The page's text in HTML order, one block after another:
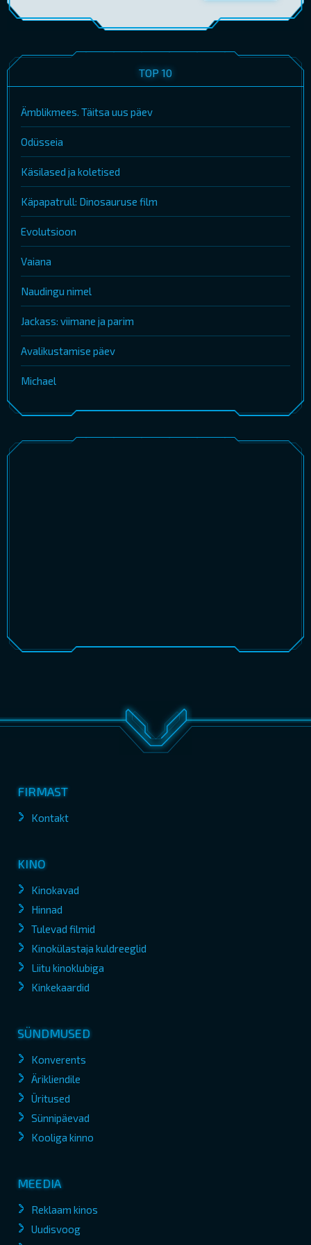
TOP 10
Ämblikmees. Täitsa uus päev
Odüsseia
Käsilased ja koletised
Käpapatrull: Dinosauruse film
Evolutsioon
Vaiana
Naudingu nimel
Jackass: viimane ja parim
Avalikustamise päev
Michael
FIRMAST
Kontakt
KINO
Kinokavad
Hinnad
Tulevad filmid
Kinokülastaja kuldreeglid
Liitu kinoklubiga
Kinkekaardid
SÜNDMUSED
Konverents
Ärikliendile
Üritused
Sünnipäevad
Kooliga kinno
MEEDIA
Reklaam kinos
Uudisvoog